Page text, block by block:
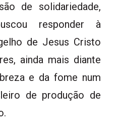
de solidariedade,
responder à
de Jesus Cristo
ainda mais diante
e da fome num
de produção de